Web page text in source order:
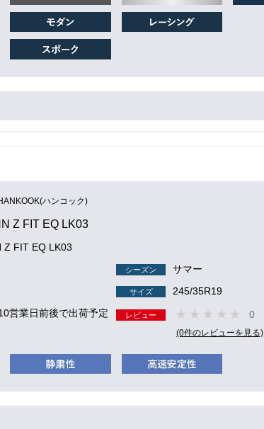
ハンコック)
Z FIT EQ LK03
Z FIT EQ LK03
シーズン サマー
サイズ
245/35R19
営業日前後で出荷予定
レビュー 0
(0件のレビューを見る)